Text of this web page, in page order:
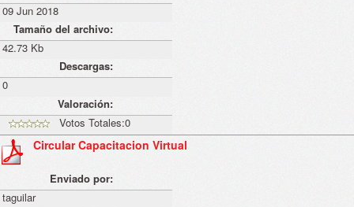
09 Jun 2018
Tamaño del archivo:
42.73 Kb
Descargas:
0
Valoración:
Votos Totales:0
Circular Capacitacion Virtual
Enviado por:
taguilar